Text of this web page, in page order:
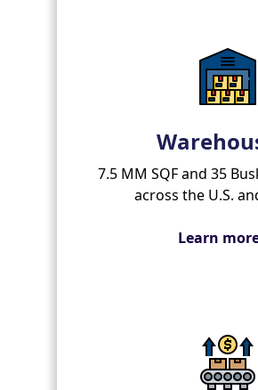
7.5 MM SQF and 35
across the U.S.
Learn